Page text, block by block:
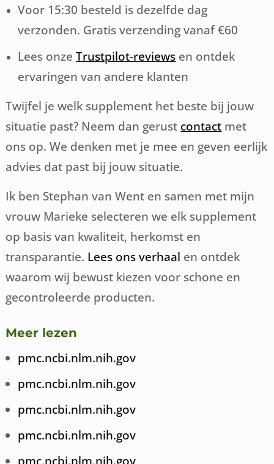
Voor 15:30 besteld is dezelfde dag
verzonden. Gratis verzending vanaf €60
Lees onzeTrustpilot-reviews en ontdek
ervaringen van andere klanten
Twijfel je welk supplement het beste bij jouw
situatie past? Neem dan gerust contact met
ons op. We denken met je mee en geven eerlijk
advies dat past bij jouw situatie.
Ik ben Stephan van Went en samen met mijn
vrouw Marieke selecteren we elk supplement
op basis van kwaliteit, herkomst en
transparantie. Lees ons verhaal en ontdek
waarom wij bewust kiezen voor schone en
gecontroleerde producten.
Meer lezen
pmc.ncbi.nlm.nih.gov
pmc.ncbi.nlm.nih.gov
pmc.ncbi.nlm.nih.gov
pmc.ncbi.nlm.nih.gov
pmc.ncbi.nlm.nih.gov